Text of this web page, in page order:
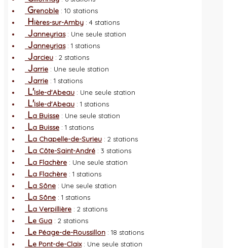
Grenoble : 10 stations
Hières-sur-Amby : 4 stations
Janneyrias: Une seule station
Janneyrias: 1 stations
Jarcieu : 2 stations
Jarrie : Une seule station
Jarrie : 1 stations
L'Isle-d'Abeau : Une seule station
L'Isle-d'Abeau : 1 stations
La Buisse : Une seule station
La Buisse : 1 stations
La Chapelle-de-Surieu : 2 stations
La Côte-Saint-André : 3 stations
La Flachère : Une seule station
La Flachère : 1 stations
La Sône : Une seule station
La Sône : 1 stations
La Verpillière : 2 stations
Le Gua : 2 stations
Le Péage-de-Roussillon : 18 stations
Le Pont-de-Claix: Une seule station